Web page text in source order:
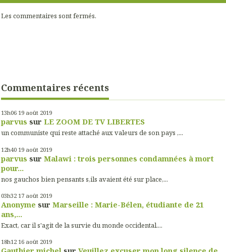
Commentaires récents
13h06 19 août 2019
parvus sur LE ZOOM DE TV LIBERTES
un communiste qui reste attaché aux valeurs de son pays ,...
12h40 19 août 2019
parvus sur Malawi : trois personnes condamnées à mort
pour...
nos gauchos bien pensants s,ils avaient été sur place,...
03h32 17 août 2019
Anonyme sur Marseille : Marie-Bélen, étudiante de 21
ans,...
Exact, car il s'agit de la survie du monde occidental....
18h12 16 août 2019
Les commentaires sont fermés.